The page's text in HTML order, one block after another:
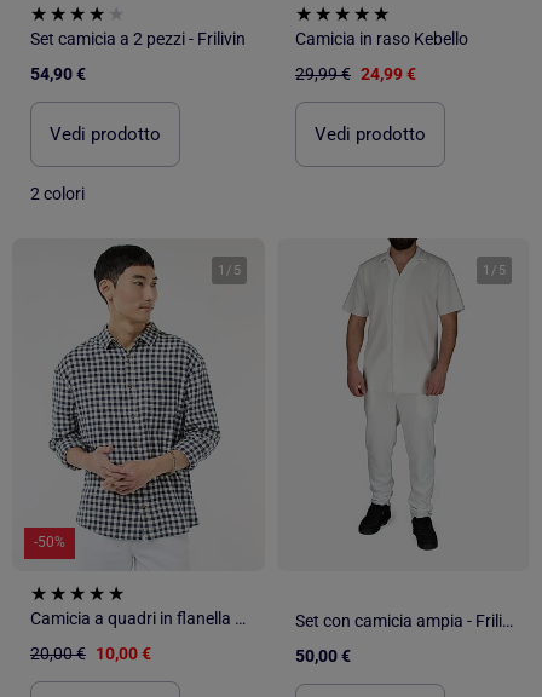
Set camicia a 2 pezzi - Frilivin
54,90 €
Vedi prodotto
2 colori
Camicia in raso Kebello
29,99 € 24,99 €
Vedi prodotto
1 / 5
-50%
Camicia a quadri in flanella di cotone
20,00 € 10,00 €
1 / 5
Set con camicia ampia - Frilivin
50,00 €